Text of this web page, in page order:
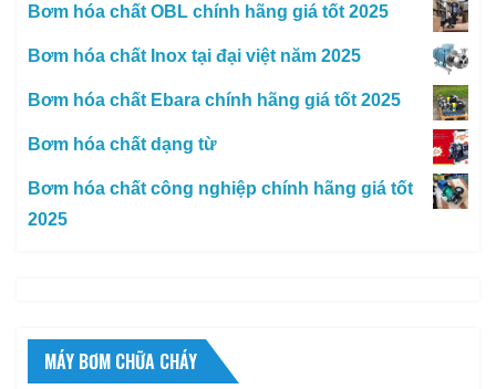
Bơm hóa chất OBL chính hãng giá tốt 2025
Bơm hóa chất Inox tại đại việt năm 2025
Bơm hóa chất Ebara chính hãng giá tốt 2025
Bơm hóa chất dạng từ
Bơm hóa chất công nghiệp chính hãng giá tốt
2025
MÁY BƠM CHỮA CHÁY